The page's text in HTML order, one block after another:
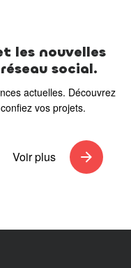
les nouvelles
social.
actuelles. Découvrez
vos projets.
Voir plus arrow_forward